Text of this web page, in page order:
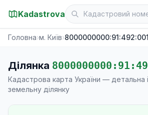
Kadastrova
Головна›м. Київ›
Ділянка
Кадастрова карта України — детальна
земельну ділянку